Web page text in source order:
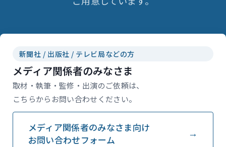
新聞社 / 出版社 / テレビ局などの方
メディア関係者のみなさま
取材・執筆・監修・出演のご依頼は、
こちらからお問い合わせください。
メディア関係者のみなさま向け
お問い合わせフォーム